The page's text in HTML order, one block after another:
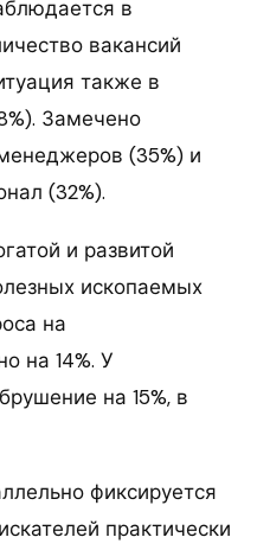
в
вакансий
также в
Замечено
(35%) и
(32%).
и развитой
ископаемых
на
на 14%. У
на 15%, в
фиксируется
практически